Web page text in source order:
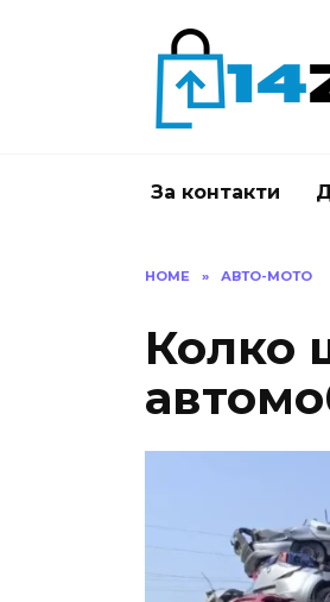
За контакти
HOME » АВТО-МОТО
Колко